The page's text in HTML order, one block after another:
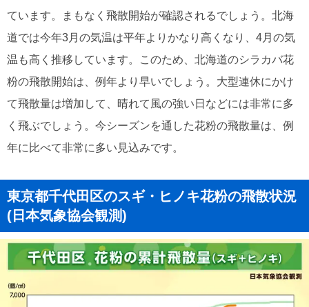
ています。まもなく飛散開始が確認されるでしょう。北海
道では今年3月の気温は平年よりかなり高くなり、4月の気
温も高く推移しています。このため、北海道のシラカバ花
粉の飛散開始は、例年より早いでしょう。大型連休にかけ
て飛散量は増加して、晴れて風の強い日などには非常に多
く飛ぶでしょう。今シーズンを通した花粉の飛散量は、例
年に比べて非常に多い見込みです。
東京都千代田区のスギ・ヒノキ花粉の飛散状況
(日本気象協会観測)